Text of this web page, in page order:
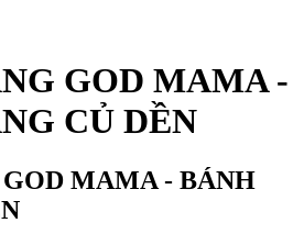
GOD MAMA -
CỦ DỀN
MAMA - BÁNH